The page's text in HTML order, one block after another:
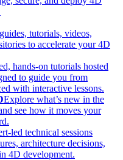
tutorials, videos,
to accelerate your 4D
hands-on tutorials hosted
to guide you from
with interactive lessons.
Explore what’s new in the
see how it moves your
led technical sessions
architecture decisions,
4D development.